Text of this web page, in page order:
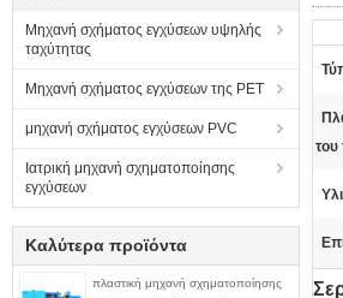
Μηχανή σχήματος εγχύσεων υψηλής
ταχύτητας
Μηχανή σχήματος εγχύσεων της PET
μηχανή σχήματος εγχύσεων PVC
Ιατρική μηχανή σχηματοποίησης
εγχύσεων
Καλύτερα προϊόντα
πλαστική μηχανή σχηματοποίησης
του